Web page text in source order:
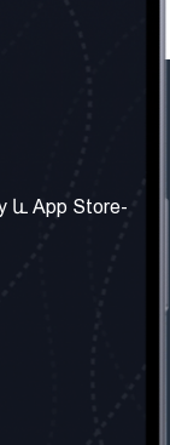
և դրույթներ
հարցեր
և App Store-